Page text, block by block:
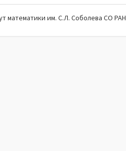
математики им. С.Л. Соболева СО РАН